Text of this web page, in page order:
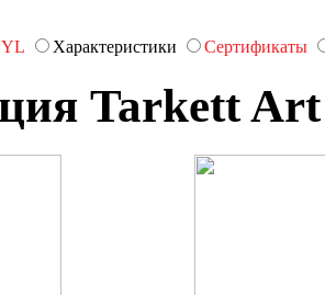
Характеристики Сертификаты
Tarkett